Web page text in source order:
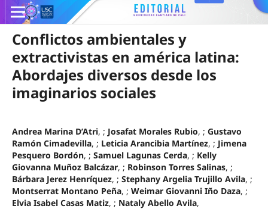
Conflictos ambientales y
extractivistas en américa latina:
Abordajes diversos desde los
imaginarios sociales
Andrea Marina D’Atri, ; Josafat Morales Rubio, ; Gustavo
Ramón Cimadevilla, ; Leticia Arancibia Martínez, ; Jimena
Pesquero Bordón, ; Samuel Lagunas Cerda, ; Kelly
Giovanna Muñoz Balcázar, ; Robinson Torres Salinas, ;
Bárbara Jerez Henríquez, ; Stephany Argelia Trujillo Avila, ;
Montserrat Montano Peña, ; Weimar Giovanni Iño Daza, ;
Elvia Isabel Casas Matiz, ; Nataly Abello Avila,